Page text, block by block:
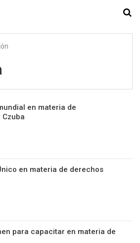
en materia de
en materia de derechos
para capacitar en materia de